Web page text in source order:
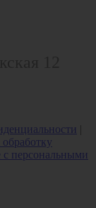
|
персональными